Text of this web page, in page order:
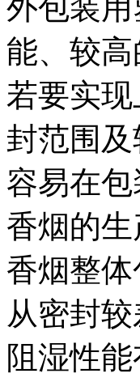
外包装
能、较
若要实
封范围
容易在
香烟的
香烟整
从密封
阻湿性